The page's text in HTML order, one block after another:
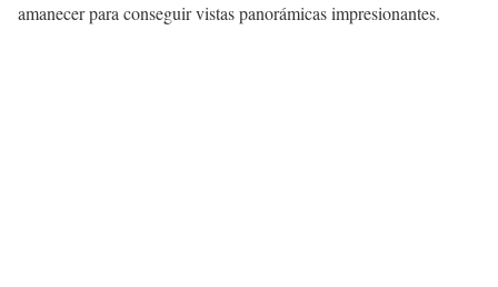
amanecer para conseguir vistas panorámicas impresionantes.